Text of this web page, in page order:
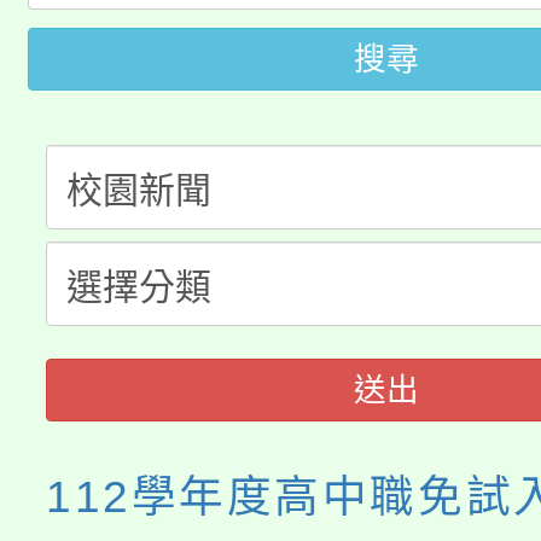
田徑場及游泳池舉行。
桃園市低收入戶享有免
視費優惠，中低收入戶
半價優惠，詳情可洽有
者。
大園自造教育及科技中
份教師增能研習
大溪自造教育及科技中
份教師研習
淨零綠生活教案入校路
會
115年食農教育專業人
程
搜尋
送出
112學年度高中職免試